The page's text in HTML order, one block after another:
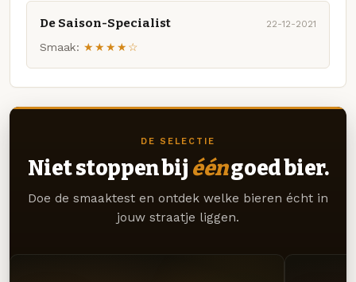
De Saison-Specialist 22-12-2021
Smaak: ★★★★☆
DE SELECTIE
Niet stoppen bij ééngoed bier.
Doe de smaaktest en ontdek welke bieren écht in
jouw straatje liggen.